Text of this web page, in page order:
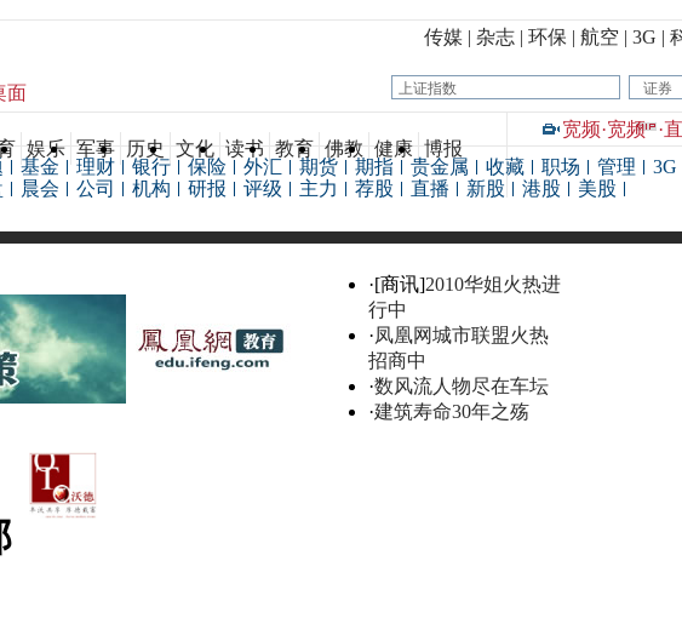
传媒| 杂志| 环保 | 航空 | 3G |
面 证券
娱乐 军事 历史 文化 读书 教育 佛教 健康 博报
宽频·宽频 ·
基金 理财 银行 保险 外汇 期货 期指 贵金属 收藏 职场 管理
3G
晨会 公司 机构 研报 评级 主力 荐股 直播 新股 港股
美股
·[商讯]2010华姐火热进
行中
·凤凰网城市联盟火热
招商中
·数风流人物尽在车坛
·建筑寿命30年之殇